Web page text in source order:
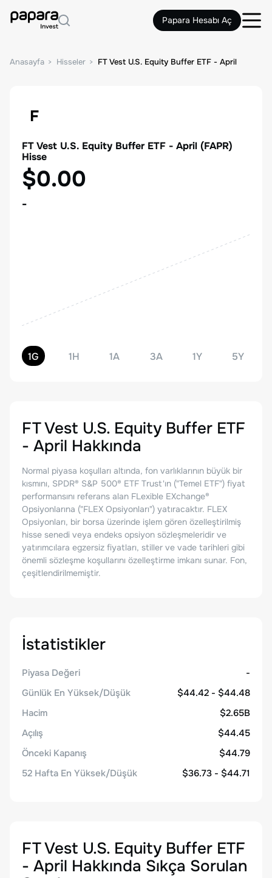
Papara Hesabı Aç
Anasayfa Hisseler FT Vest U.S. Equity Buffer ETF - April
F
FT Vest U.S. Equity Buffer ETF - April (FAPR)
Hisse
$0.00
-
1G 1H 1A 3A 1Y 5Y
FT Vest U.S. Equity Buffer ETF
- April Hakkında
Normal piyasa koşulları altında, fon varlıklarının büyük bir
kısmını, SPDR® S&P 500® ETF Trust'ın ("Temel ETF") fiyat
performansını referans alan FLexible EXchange®
Opsiyonlarına ("FLEX Opsiyonları") yatıracaktır. FLEX
Opsiyonları, bir borsa üzerinde işlem gören özelleştirilmiş
hisse senedi veya endeks opsiyon sözleşmeleridir ve
yatırımcılara egzersiz fiyatları, stiller ve vade tarihleri gibi
önemli sözleşme koşullarını özelleştirme imkanı sunar. Fon,
çeşitlendirilmemiştir.
İstatistikler
Piyasa Değeri
-
Günlük En Yüksek/Düşük
$44.42 - $44.48
Hacim
$2.65B
Açılış
$44.45
Önceki Kapanış
$44.79
52 Hafta En Yüksek/Düşük
$36.73 - $44.71
FT Vest U.S. Equity Buffer ETF
- April Hakkında Sıkça Sorulan